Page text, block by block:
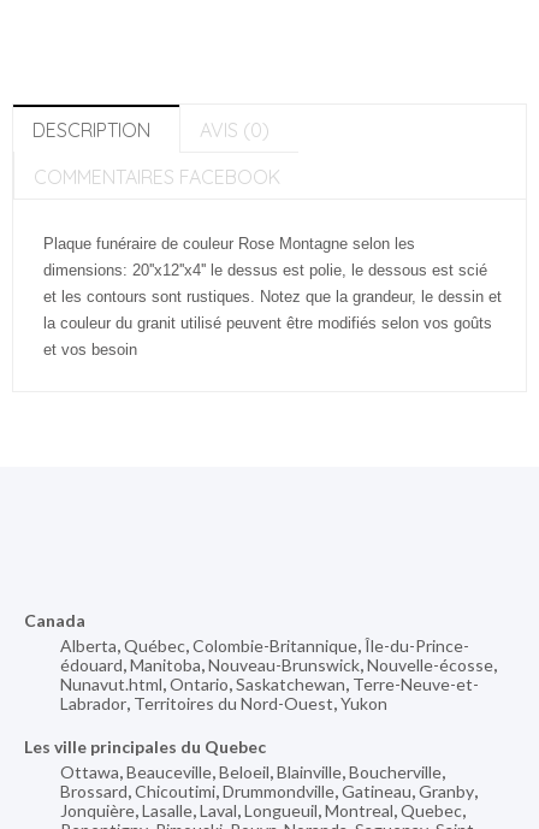
DESCRIPTION
AVIS (0)
COMMENTAIRES FACEBOOK
Plaque funéraire de couleur Rose Montagne selon les
dimensions: 20''x12''x4'' le dessus est polie, le dessous est scié
et les contours sont rustiques. Notez que la grandeur, le dessin et
la couleur du granit utilisé peuvent être modifiés selon vos goûts
et vos besoin
Canada
Alberta,Québec,Colombie-Britannique,Île-du-Prince-
édouard,Manitoba,Nouveau-Brunswick,Nouvelle-écosse,
Nunavut.html,Ontario,Saskatchewan, Terre-Neuve-et-
Labrador, Territoires du Nord-Ouest,Yukon
Les ville principales du Quebec
Ottawa,Beauceville,Beloeil,Blainville,Boucherville,
Brossard,Chicoutimi,Drummondville,Gatineau,Granby,
Jonquière,Lasalle,Laval,Longueuil,Montreal,Quebec,